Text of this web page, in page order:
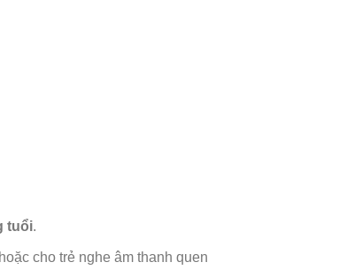
tuổi.
cho trẻ nghe âm thanh quen